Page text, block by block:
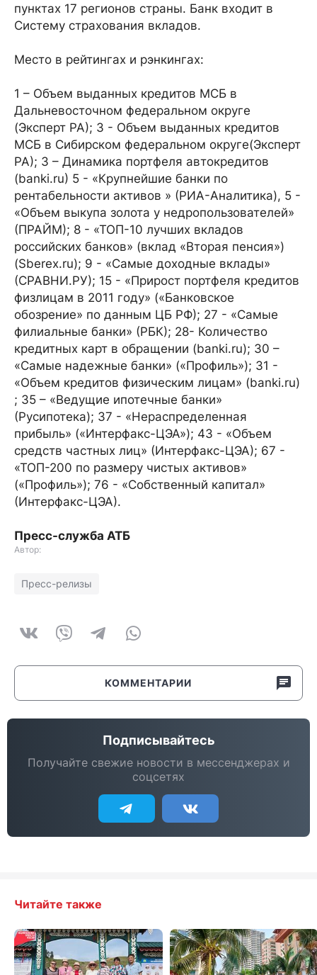
пунктах 17 регионов страны. Банк входит в
Систему страхования вкладов.
Место в рейтингах и рэнкингах:
1 – Объем выданных кредитов МСБ в
Дальневосточном федеральном округе
(Эксперт РА); 3 - Объем выданных кредитов
МСБ в Сибирском федеральном округе(Эксперт
РА); 3 – Динамика портфеля автокредитов
(banki.ru) 5 - «Крупнейшие банки по
рентабельности активов » (РИА-Аналитика), 5 -
«Объем выкупа золота у недропользователей»
(ПРАЙМ); 8 - «ТОП-10 лучших вкладов
российских банков» (вклад «Вторая пенсия»)
(Sberex.ru); 9 - «Самые доходные вклады»
(СРАВНИ.РУ); 15 - «Прирост портфеля кредитов
физлицам в 2011 году» («Банковское
обозрение» по данным ЦБ РФ); 27 - «Самые
филиальные банки» (РБК); 28- Количество
кредитных карт в обращении (banki.ru); 30 –
«Самые надежные банки» («Профиль»); 31 -
«Объем кредитов физическим лицам» (banki.ru)
; 35 – «Ведущие ипотечные банки»
(Русипотека); 37 - «Нераспределенная
прибыль» («Интерфакс-ЦЭА»); 43 - «Объем
средств частных лиц» (Интерфакс-ЦЭА); 67 -
«ТОП-200 по размеру чистых активов»
(«Профиль»); 76 - «Собственный капитал»
(Интерфакс-ЦЭА).
Пресс-служба АТБ
Автор:
Пресс-релизы
КОММЕНТАРИИ
Подписывайтесь
Получайте свежие новости в мессенджерах и
соцсетях
Читайте также